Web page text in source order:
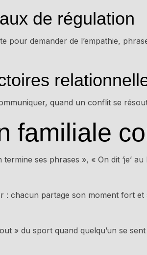
de régulation
pour demander de l’empathie,
quand un conflit se
familiale
ses phrases », « On dit ‘je’ au
: chacun partage son moment fort
» du sport quand quelqu’un se sent